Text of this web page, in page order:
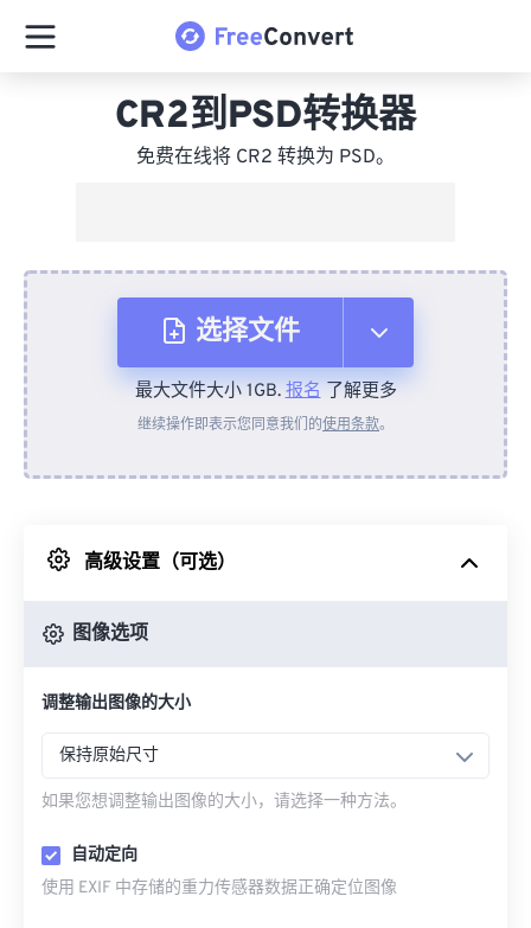
CR2到PSD转换器
免费在线将 CR2 转换为 PSD。
选择文件
从设备
来自 Google Drive
最大文件大小 1GB.报名了解更多
继续操作即表示您同意我们的使用条款。
高级设置（可选）
图像选项
调整输出图像的大小
保持原始尺寸
如果您想调整输出图像的大小，请选择一种方法。
自动定向
使用 EXIF 中存储的重力传感器数据正确定位图像